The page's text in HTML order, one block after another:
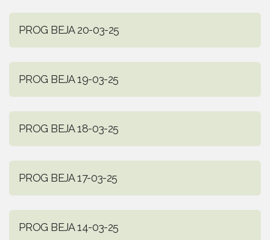
PROG BEJA 20-03-25
PROG BEJA 19-03-25
PROG BEJA 18-03-25
PROG BEJA 17-03-25
PROG BEJA 14-03-25